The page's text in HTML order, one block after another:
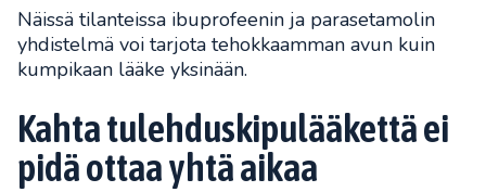
Näissä tilanteissa ibuprofeenin ja parasetamolin
yhdistelmä voi tarjota tehokkaamman avun kuin
kumpikaan lääke yksinään.
Kahta tulehduskipulääkettä ei
pidä ottaa yhtä aikaa